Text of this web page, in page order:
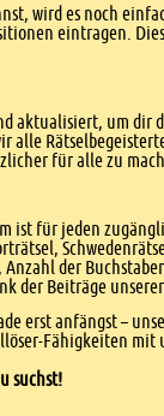
wird es noch
eintragen.
um dir
alle
für alle zu
ist für jeden
der
der Beiträge
erst anfängst –
Fähigkeiten
suchst!